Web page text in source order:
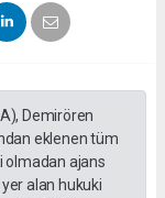
Demirören
eklenen tüm
olmadan ajans
alan hukuki